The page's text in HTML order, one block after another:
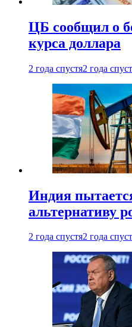
ЦБ сообщил о
курса доллара
2 года спустя2 года
Индия
альтернативу
2 года спустя2 года